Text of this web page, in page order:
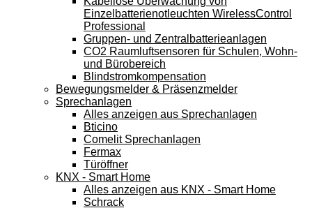
Einzelbatterienotleuchten WirelessControl
Professional
Gruppen- und Zentralbatterieanlagen
CO2 Raumluftsensoren für Schulen, Wohn-
und Bürobereich
Blindstromkompensation
Bewegungsmelder & Präsenzmelder
Sprechanlagen
Alles anzeigen aus Sprechanlagen
Bticino
Comelit Sprechanlagen
Fermax
Türöffner
KNX - Smart Home
Alles anzeigen aus KNX - Smart Home
Schrack